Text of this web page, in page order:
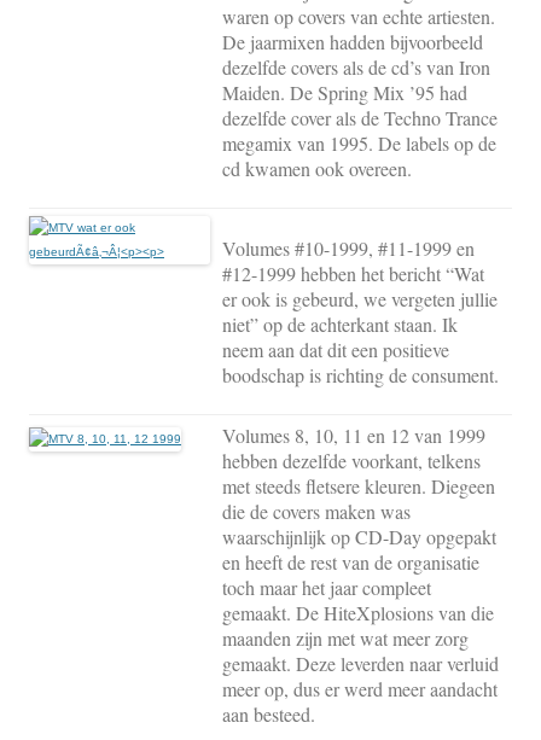
waren op covers van echte artiesten.
De jaarmixen hadden bijvoorbeeld
dezelfde covers als de cd’s van Iron
Maiden. De Spring Mix ’95 had
dezelfde cover als de Techno Trance
megamix van 1995. De labels op de
cd kwamen ook overeen.
Volumes #10-1999, #11-1999 en
#12-1999 hebben het bericht “Wat
er ook is gebeurd, we vergeten jullie
niet” op de achterkant staan. Ik
neem aan dat dit een positieve
boodschap is richting de consument.
Volumes 8, 10, 11 en 12 van 1999
hebben dezelfde voorkant, telkens
met steeds fletsere kleuren. Diegeen
die de covers maken was
waarschijnlijk op CD-Day opgepakt
en heeft de rest van de organisatie
toch maar het jaar compleet
gemaakt. De HiteXplosions van die
maanden zijn met wat meer zorg
gemaakt. Deze leverden naar verluid
meer op, dus er werd meer aandacht
aan besteed.